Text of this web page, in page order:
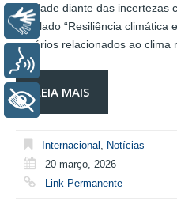
entidade diante das incertezas
intitulado “Resiliência climática
cenários relacionados ao clima
LEIA MAIS
Internacional
Notícias
20 março, 2026
Link Permanente
Libras
+ Acessibilidade